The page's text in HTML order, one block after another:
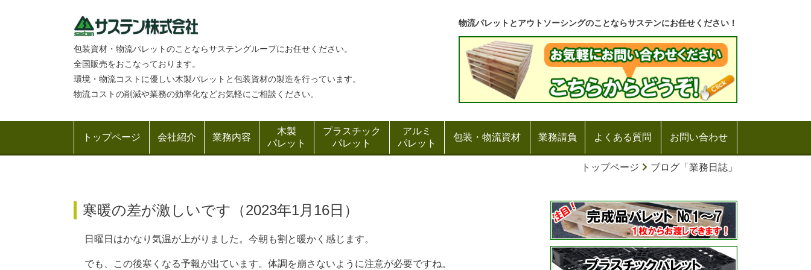
包装資材・物流パレットのことならサステングループにお任せください。
全国販売をおこなっております。
環境・物流コストに優しい木製パレットと包装資材の製造を行っています。
物流コストの削減や業務の効率化などお気軽にご相談ください。
物流パレットとアウトソーシングのことならサステンにお任せください！
トップページ 会社紹介 業務内容
木製
パレット
プラスチック
パレット
アルミ
パレット
包装・物流資材 業務請負 よくある質問 お問い合わせ
トップページ ブログ「業務日誌」
寒暖の差が激しいです（2023年1月16日）
日曜日はかなり気温が上がりました。今朝も割と暖かく感じます。
でも、この後寒くなる予報が出ています。体調を崩さないように注意が必要ですね。